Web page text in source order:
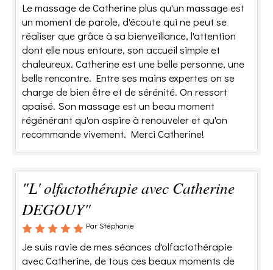
Le massage de Catherine plus qu'un massage est
un moment de parole, d'écoute qui ne peut se
réaliser que grâce à sa bienveillance, l'attention
dont elle nous entoure, son accueil simple et
chaleureux. Catherine est une belle personne, une
belle rencontre. Entre ses mains expertes on se
charge de bien être et de sérénité. On ressort
apaisé. Son massage est un beau moment
régénérant qu'on aspire à renouveler et qu'on
recommande vivement. Merci Catherine!
"L' olfactothérapie avec Catherine
DEGOUY"
Par Stéphanie
Je suis ravie de mes séances d'olfactothérapie
avec Catherine, de tous ces beaux moments de